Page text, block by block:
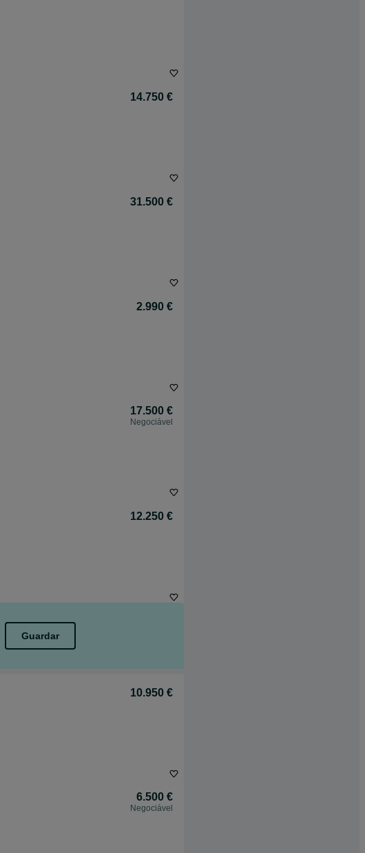
14.750 €
31.500 €
2.990 €
17.500 €
Negociável
12.250 €
Guardar
10.950 €
6.500 €
Negociável